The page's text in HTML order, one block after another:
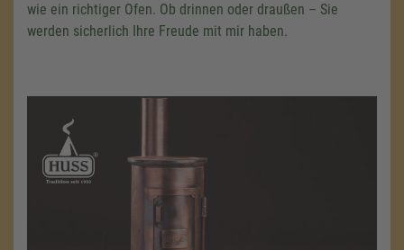
wie ein richtiger Ofen. Ob drinnen oder draußen – Sie
werden sicherlich Ihre Freude mit mir haben.